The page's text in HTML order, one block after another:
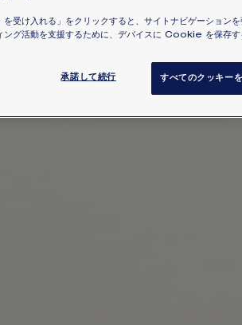
受け入れる」をクリックすると、サイトナビゲーション
ング活動を支援するために、デバイスに Cookie を保存す
承諾して続行 すべてのクッキー